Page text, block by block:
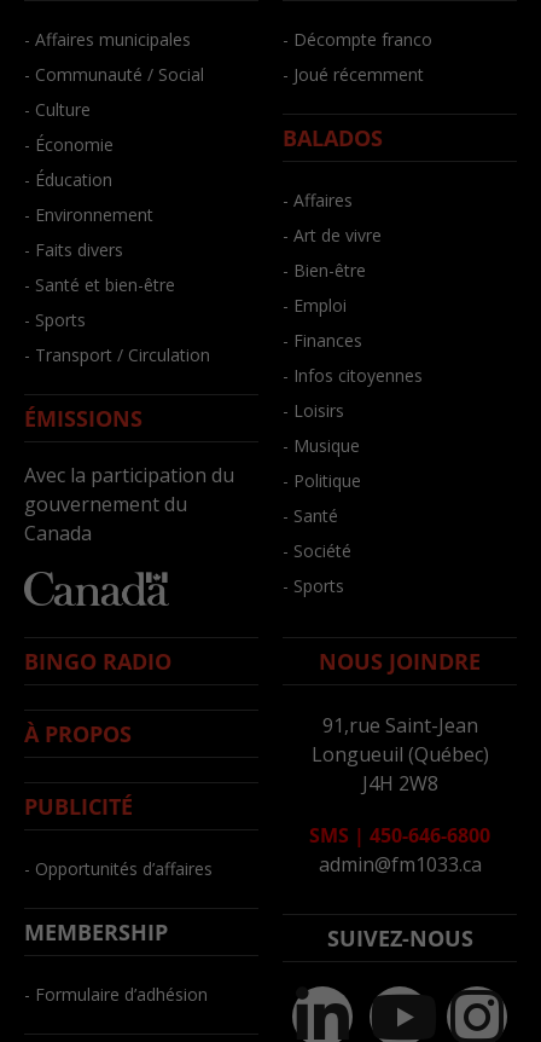
- Affaires municipales
- Communauté / Social
- Culture
- Économie
- Éducation
- Environnement
- Faits divers
- Santé et bien-être
- Sports
- Transport / Circulation
ÉMISSIONS
Avec la participation du
gouvernement du
Canada
- Décompte franco
- Joué récemment
BALADOS
- Affaires
- Art de vivre
- Bien-être
- Emploi
- Finances
- Infos citoyennes
- Loisirs
- Musique
- Politique
- Santé
- Société
- Sports
BINGO RADIO
À PROPOS
PUBLICITÉ
- Opportunités d’affaires
MEMBERSHIP
- Formulaire d’adhésion
NOUS JOINDRE
91,rue Saint-Jean
Longueuil (Québec)
J4H 2W8
SMS | 450-646-6800
admin@fm1033.ca
SUIVEZ-NOUS